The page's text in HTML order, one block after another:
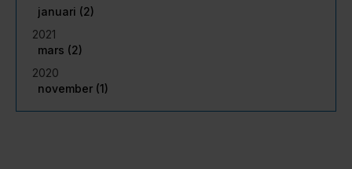
januari (2)
2021
mars (2)
2020
november (1)